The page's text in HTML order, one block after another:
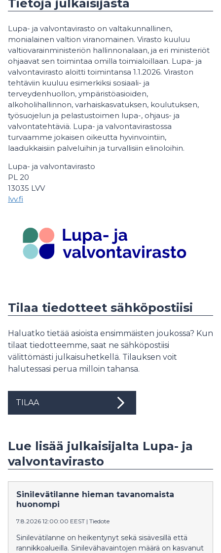
Tietoja julkaisijasta
Lupa- ja valvontavirasto on valtakunnallinen,
monialainen valtion viranomainen. Virasto kuuluu
valtiovarainministeriön hallinnonalaan, ja eri ministeriöt
ohjaavat sen toimintaa omilla toimialoillaan. Lupa- ja
valvontavirasto aloitti toimintansa 1.1.2026. Viraston
tehtäviin kuuluu esimerkiksi sosiaali- ja
terveydenhuollon, ympäristöasioiden,
alkoholihallinnon, varhaiskasvatuksen, koulutuksen,
työsuojelun ja pelastustoimen lupa-, ohjaus- ja
valvontatehtäviä. Lupa- ja valvontavirastossa
turvaamme jokaisen oikeutta hyvinvointiin,
laadukkaisiin palveluihin ja turvallisiin elinoloihin.
Lupa- ja valvontavirasto
PL 20
13035 LVV
lvv.fi
Tilaa tiedotteet sähköpostiisi
Haluatko tietää asioista ensimmäisten joukossa? Kun
tilaat tiedotteemme, saat ne sähköpostiisi
välittömästi julkaisuhetkellä. Tilauksen voit
halutessasi perua milloin tahansa.
TILAA
Lue lisää julkaisijalta Lupa- ja
valvontavirasto
Sinilevätilanne hieman tavanomaista
huonompi
7.8.2026 12:00:00 EEST | Tiedote
Sinilevätilanne on heikentynyt sekä sisävesillä että
rannikkoalueilla. Sinilevähavaintojen määrä on kasvanut